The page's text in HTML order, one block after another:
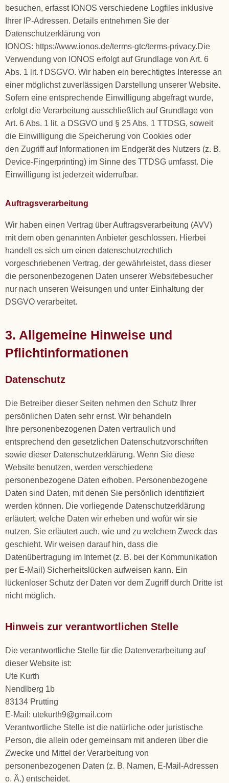
besuchen, erfasst IONOS verschiedene Logfiles inklusive
Ihrer IP-Adressen. Details entnehmen Sie der
Datenschutzerklärung von
IONOS: https://www.ionos.de/terms-gtc/terms-privacy.Die
Verwendung von IONOS erfolgt auf Grundlage von Art. 6
Abs. 1 lit. f DSGVO. Wir haben ein berechtigtes Interesse an
einer möglichst zuverlässigen Darstellung unserer Website.
Sofern eine entsprechende Einwilligung abgefragt wurde,
erfolgt die Verarbeitung ausschließlich auf Grundlage von
Art. 6 Abs. 1 lit. a DSGVO und § 25 Abs. 1 TTDSG, soweit
die Einwilligung die Speicherung von Cookies oder
den Zugriff auf Informationen im Endgerät des Nutzers (z. B.
Device-Fingerprinting) im Sinne des TTDSG umfasst. Die
Einwilligung ist jederzeit widerrufbar.
Auftragsverarbeitung
Wir haben einen Vertrag über Auftragsverarbeitung (AVV)
mit dem oben genannten Anbieter geschlossen. Hierbei
handelt es sich um einen datenschutzrechtlich
vorgeschriebenen Vertrag, der gewährleistet, dass dieser
die personenbezogenen Daten unserer Websitebesucher
nur nach unseren Weisungen und unter Einhaltung der
DSGVO verarbeitet.
3. Allgemeine Hinweise und
Pflichtinformationen
Datenschutz
Die Betreiber dieser Seiten nehmen den Schutz Ihrer
persönlichen Daten sehr ernst. Wir behandeln
Ihre personenbezogenen Daten vertraulich und
entsprechend den gesetzlichen Datenschutzvorschriften
sowie dieser Datenschutzerklärung. Wenn Sie diese
Website benutzen, werden verschiedene
personenbezogene Daten erhoben. Personenbezogene
Daten sind Daten, mit denen Sie persönlich identifiziert
werden können. Die vorliegende Datenschutzerklärung
erläutert, welche Daten wir erheben und wofür wir sie
nutzen. Sie erläutert auch, wie und zu welchem Zweck das
geschieht. Wir weisen darauf hin, dass die
Datenübertragung im Internet (z. B. bei der Kommunikation
per E-Mail) Sicherheitslücken aufweisen kann. Ein
lückenloser Schutz der Daten vor dem Zugriff durch Dritte ist
nicht möglich.
Hinweis zur verantwortlichen Stelle
Die verantwortliche Stelle für die Datenverarbeitung auf
dieser Website ist:
Ute Kurth
Nendlberg 1b
83134 Prutting
E-Mail: utekurth9@gmail.com
Verantwortliche Stelle ist die natürliche oder juristische
Person, die allein oder gemeinsam mit anderen über die
Zwecke und Mittel der Verarbeitung von
personenbezogenen Daten (z. B. Namen, E-Mail-Adressen
o. Ä.) entscheidet.